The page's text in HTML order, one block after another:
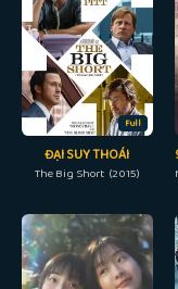
Full
ĐẠI SUY THOÁI
The Big Short (2015)